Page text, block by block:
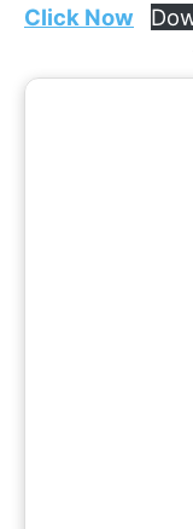
Click Now